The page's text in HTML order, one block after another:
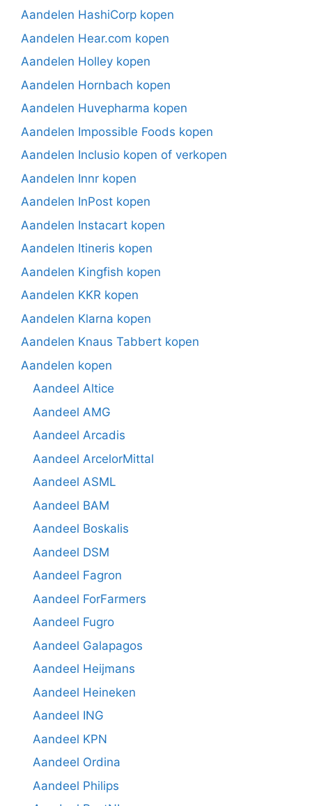
Aandelen HashiCorp kopen
Aandelen Hear.com kopen
Aandelen Holley kopen
Aandelen Hornbach kopen
Aandelen Huvepharma kopen
Aandelen Impossible Foods kopen
Aandelen Inclusio kopen of verkopen
Aandelen Innr kopen
Aandelen InPost kopen
Aandelen Instacart kopen
Aandelen Itineris kopen
Aandelen Kingfish kopen
Aandelen KKR kopen
Aandelen Klarna kopen
Aandelen Knaus Tabbert kopen
Aandelen kopen
Aandeel Altice
Aandeel AMG
Aandeel Arcadis
Aandeel ArcelorMittal
Aandeel ASML
Aandeel BAM
Aandeel Boskalis
Aandeel DSM
Aandeel Fagron
Aandeel ForFarmers
Aandeel Fugro
Aandeel Galapagos
Aandeel Heijmans
Aandeel Heineken
Aandeel ING
Aandeel KPN
Aandeel Ordina
Aandeel Philips